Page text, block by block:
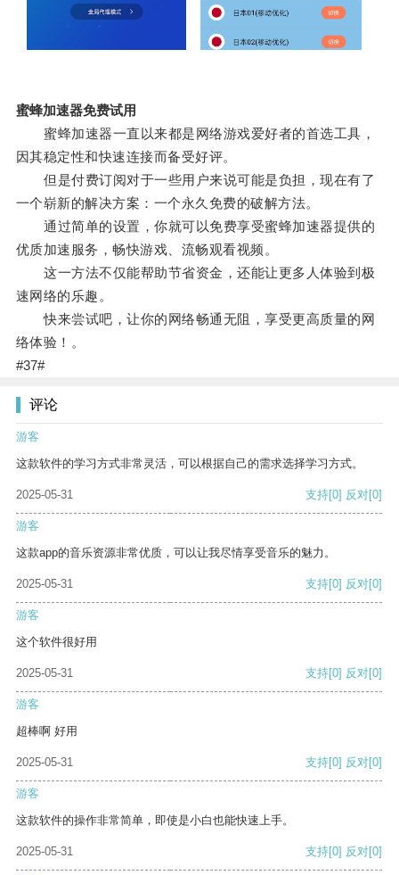
蜜蜂加速器免费试用
蜜蜂加速器一直以来都是网络游戏爱好者的首选工具，
因其稳定性和快速连接而备受好评。
但是付费订阅对于一些用户来说可能是负担，现在有了
一个崭新的解决方案：一个永久免费的破解方法。
通过简单的设置，你就可以免费享受蜜蜂加速器提供的
优质加速服务，畅快游戏、流畅观看视频。
这一方法不仅能帮助节省资金，还能让更多人体验到极
速网络的乐趣。
快来尝试吧，让你的网络畅通无阻，享受更高质量的网
络体验！。
#37#
评论
游客
这款软件的学习方式非常灵活，可以根据自己的需求选择学习方式。
2025-05-31 支持[0] 反对[0]
游客
这款app的音乐资源非常优质，可以让我尽情享受音乐的魅力。
2025-05-31 支持[0] 反对[0]
游客
这个软件很好用
2025-05-31 支持[0] 反对[0]
游客
超棒啊 好用
2025-05-31 支持[0] 反对[0]
游客
这款软件的操作非常简单，即使是小白也能快速上手。
2025-05-31 支持[0] 反对[0]